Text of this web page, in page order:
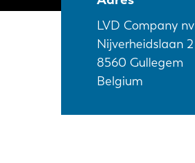
LVD Company nv
Nijverheidslaan 2
8560 Gullegem
Belgium